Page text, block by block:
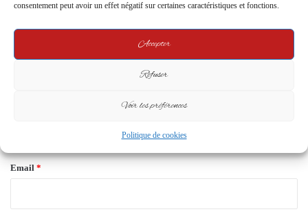
consentement peut avoir un effet négatif sur certaines caractéristiques et fonctions.
Accepter
Refuser
Voir les préférences
Politique de cookies
m
Email *